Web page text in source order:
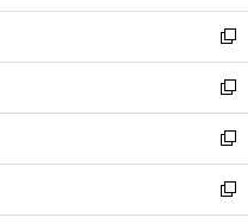
開
く
ウ
で
開
く
し
い
ウ
ィ
ン
ド
ウ
で
開
新
し
い
ウ
ィ
ン
ド
ウ
新
し
い
ウ
ィ
ン
新
し
い
ウ
新
し